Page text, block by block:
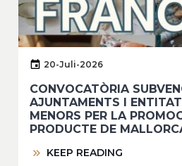
20-Juli-2026
CONVOCATÒRIA
AJUNTAMENTS I
MENORS PER LA
PRODUCTE DE
KEEP READING